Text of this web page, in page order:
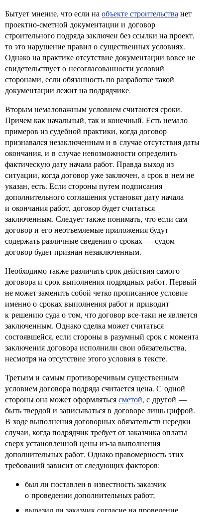
Бытует мнение, что если на объекте строительства нет
проектно-сметной документации и договор
строительного подряда заключен без ссылки на проект,
то это нарушение правил о существенных условиях.
Однако на практике отсутствие документации вовсе не
свидетельствует о несогласованности условий
сторонами, если обязанность по разработке такой
документации лежит на подрядчике.
Вторым немаловажным условием считаются сроки.
Причем как начальный, так и конечный. Есть немало
примеров из судебной практики, когда договор
признавался незаключенным и в случае отсутствия даты
окончания, и в случае невозможности определить
фактическую дату начала работ. Правда выход из
ситуации, когда договор уже заключен, а срок в нем не
указан, есть. Если стороны путем подписания
дополнительного соглашения установят дату начала
и окончания работ, договор будет считаться
заключенным. Следует также понимать, что если сам
договор и его неотъемлемые приложения будут
содержать различные сведения о сроках — судом
договор будет признан незаключенным.
Необходимо также различать срок действия самого
договора и срок выполнения подрядных работ. Первый
не может заменить собой четко прописанное условие
именно о сроках выполнения работ и приводит
к решению суда о том, что договор все-таки не является
заключенным. Однако сделка может считаться
состоявшейся, если стороны в разумный срок с момента
заключения договора исполнили свои обязательства,
несмотря на отсутствие этого условия в тексте.
Третьим и самым противоречивым существенным
условием договора подряда считается цена. С одной
стороны она может оформлятьсясметой, с другой —
быть твердой и записываться в договоре лишь цифрой.
В ходе выполнения договорных обязательств нередки
случаи, когда подрядчик требует от заказчика оплаты
сверх установленной цены из-за выполнения
дополнительных работ. Однако правомерность этих
требований зависит от следующих факторов:
был ли поставлен в известность заказчик
о проведении дополнительных работ;
выразил ли заказчик согласие на проведение